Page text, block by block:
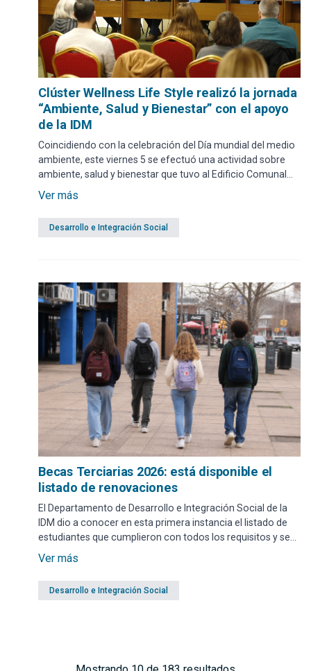
Clúster Wellness Life Style realizó la jornada
“Ambiente, Salud y Bienestar” con el apoyo
de la IDM
Coincidiendo con la celebración del Día mundial del medio
ambiente, este viernes 5 se efectuó una actividad sobre
ambiente, salud y bienestar que tuvo al Edificio Comunal
como sede y contó con la presencia del intendente Miguel
finalidad posicionar a Maldonado como un destino de
bienestar.
Ver más
Desarrollo e Integración Social
Becas Terciarias 2026: está disponible el
listado de renovaciones
El Departamento de Desarrollo e Integración Social de la
IDM dio a conocer en esta primera instancia el listado de
estudiantes que cumplieron con todos los requisitos y se
les aprobó la renovación de su beca para el corriente año.
Ver más
Desarrollo e Integración Social